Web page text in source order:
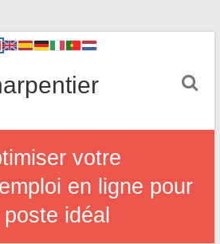
votre
en ligne pour
idéal